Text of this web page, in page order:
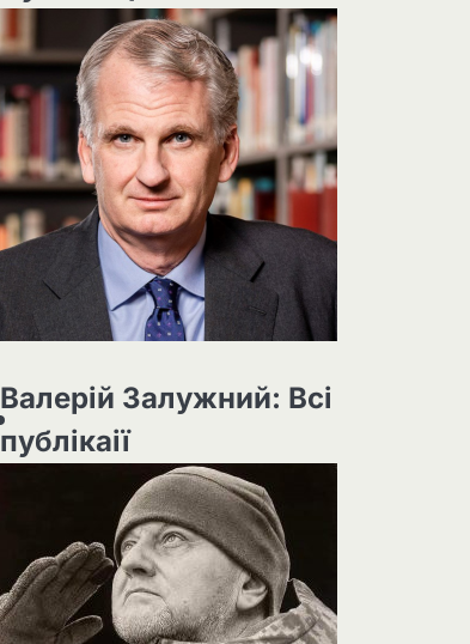
Валерій Залужний: Всі
публікаії